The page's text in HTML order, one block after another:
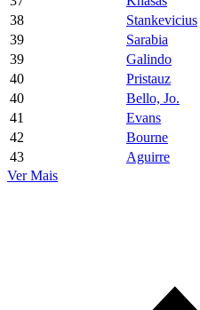
38
Stankevicius
39
Sarabia
39
Galindo
40
Pristauz
40
Bello, Jo.
41
Evans
42
Bourne
43
Aguirre
Ver Mais